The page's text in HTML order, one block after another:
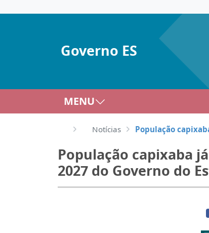
Governo ES
MENU
Notícias População
População capixaba
2027 do Governo do